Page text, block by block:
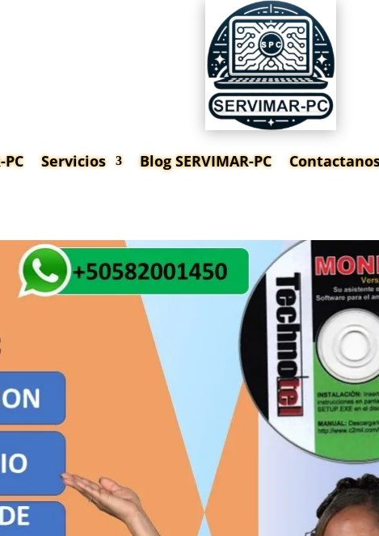
Servicios Blog SERVIMAR-PC